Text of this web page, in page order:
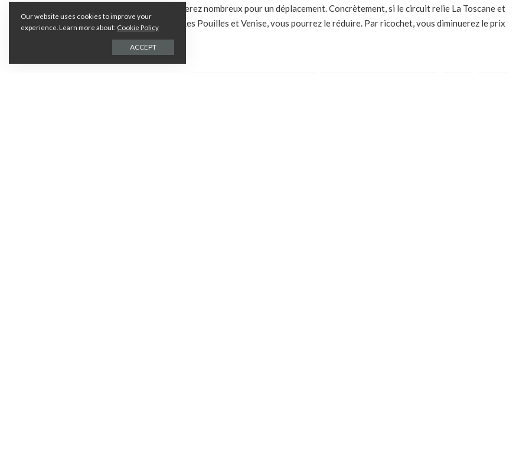
pourra être considérée car vous serez nombreux pour un déplacement. Concrètement, si le circuit relie La Toscane et
la région des lacs en passant par Les Pouilles et Venise, vous pourrez le réduire. Par ricochet, vous diminuerez le prix
de votre circuit en Italie.
Our website uses cookies to improve your
experience. Learn more about: Cookie Policy
ACCEPT